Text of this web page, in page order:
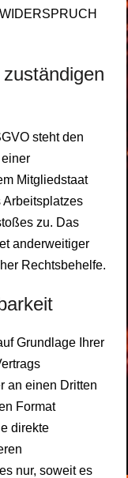
steht den
Mitgliedstaat
Arbeitsplatzes
zu. Das
anderweitiger
Rechtsbehelfe.
Grundlage Ihrer
an einen Dritten
Format
direkte
nur, soweit es